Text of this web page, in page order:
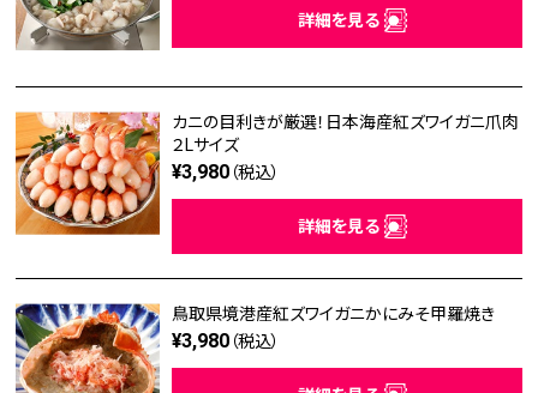
詳細を見る
カニの目利きが厳選！日本海産紅ズワイガニ爪肉
２Lサイズ
¥3,980 （税込）
詳細を見る
鳥取県境港産紅ズワイガニかにみそ甲羅焼き
¥3,980 （税込）